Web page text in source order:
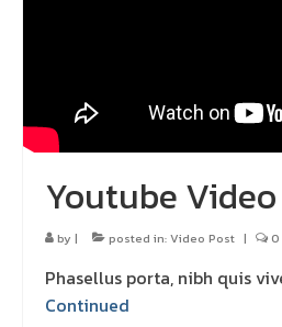
Youtube
by | posted in:Video Post | 0
Phasellus porta, nibh quis
Continued